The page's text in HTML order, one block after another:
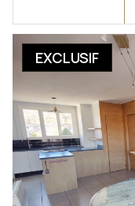
EXCLUSIF